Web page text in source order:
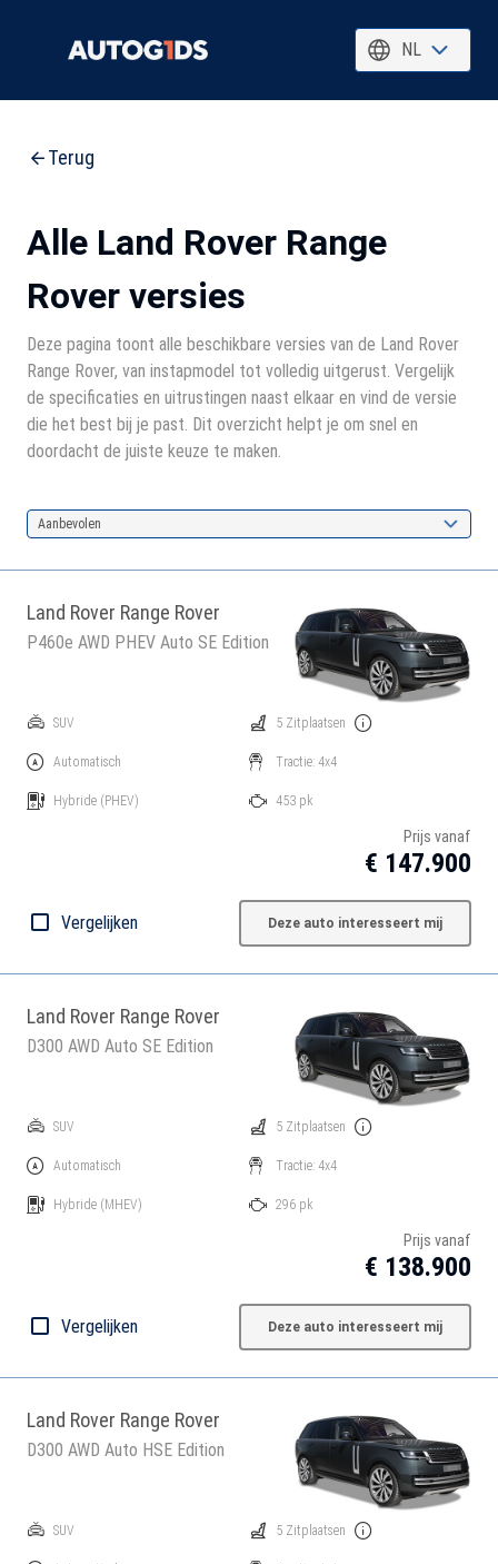
NL
Terug
Alle Land Rover Range
Rover versies
Deze pagina toont alle beschikbare versies van de Land Rover
Range Rover, van instapmodel tot volledig uitgerust. Vergelijk
de specificaties en uitrustingen naast elkaar en vind de versie
die het best bij je past. Dit overzicht helpt je om snel en
doordacht de juiste keuze te maken.
Aanbevolen
Land Rover Range Rover
P460e AWD PHEV Auto SE Edition
SUV
Automatisch
Hybride (PHEV)
5 Zitplaatsen
Tractie: 4x4
453 pk
Prijs vanaf
€ 147.900
Vergelijken Deze auto interesseert mij
Land Rover Range Rover
D300 AWD Auto SE Edition
SUV
Automatisch
Hybride (MHEV)
5 Zitplaatsen
Tractie: 4x4
296 pk
Prijs vanaf
€ 138.900
Vergelijken Deze auto interesseert mij
Land Rover Range Rover
D300 AWD Auto HSE Edition
SUV 5 Zitplaatsen